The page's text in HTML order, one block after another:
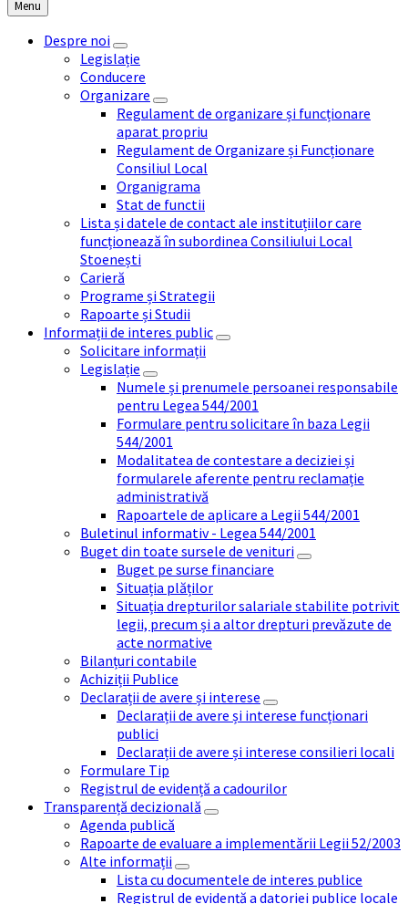
Menu
Despre noi
Legislație
Conducere
Organizare
Regulament de organizare și funcționare
aparat propriu
Regulament de Organizare și Funcționare
Consiliul Local
Organigrama
Stat de functii
Lista și datele de contact ale instituțiilor care
funcționează în subordinea Consiliului Local
Stoenești
Carieră
Programe și Strategii
Rapoarte și Studii
Informații de interes public
Solicitare informații
Legislație
Numele și prenumele persoanei responsabile
pentru Legea 544/2001
Formulare pentru solicitare în baza Legii
544/2001
Modalitatea de contestare a deciziei și
formularele aferente pentru reclamație
administrativă
Rapoartele de aplicare a Legii 544/2001
Buletinul informativ - Legea 544/2001
Buget din toate sursele de venituri
Buget pe surse financiare
Situația plăților
Situația drepturilor salariale stabilite potrivit
legii, precum și a altor drepturi prevăzute de
acte normative
Bilanțuri contabile
Achiziții Publice
Declarații de avere și interese
Declarații de avere și interese funcționari
publici
Declarații de avere și interese consilieri locali
Formulare Tip
Registrul de evidență a cadourilor
Transparență decizională
Agenda publică
Rapoarte de evaluare a implementării Legii 52/2003
Alte informații
Lista cu documentele de interes publice
Registrul de evidență a datoriei publice locale